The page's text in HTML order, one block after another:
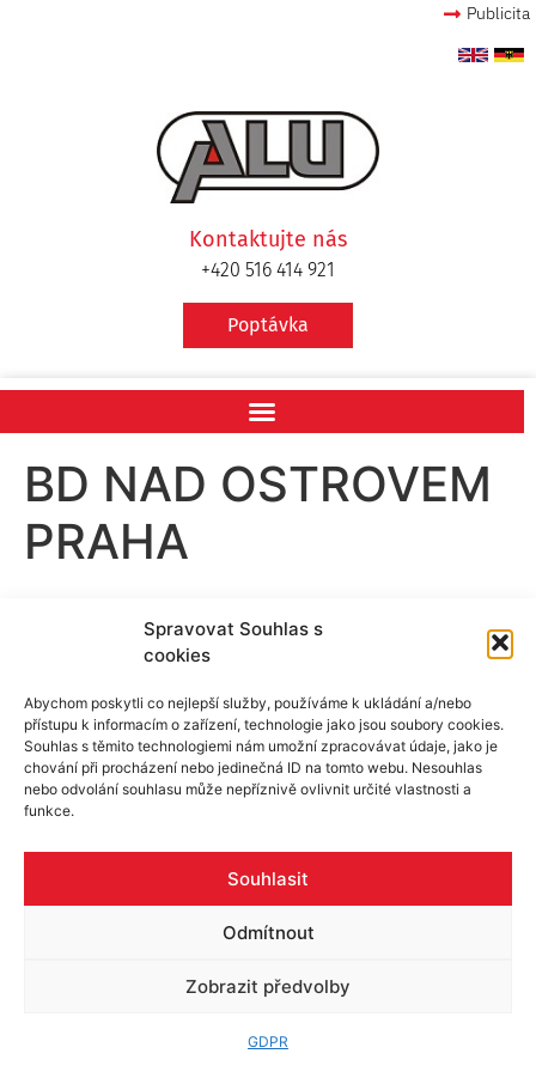
Spravovat Souhlas s
cookies
Abychom poskytli co nejlepší služby, používáme k ukládání a/nebo
přístupu k informacím o zařízení, technologie jako jsou soubory cookies.
Souhlas s těmito technologiemi nám umožní zpracovávat údaje, jako je
chování při procházení nebo jedinečná ID na tomto webu. Nesouhlas
nebo odvolání souhlasu může nepříznivě ovlivnit určité vlastnosti a
funkce.
Souhlasit
Odmítnout
Zobrazit předvolby
GDPR
Publicita
Kontaktujte nás
+420 516 414 921
Poptávka
BD NAD OSTROVEM
PRAHA
Skupina ALU Produkty Reference
Rady a tipy
Poptávka
Pracovní příležitosti
Certifikáty
©2026 - Alu-as.cz
Vytvořilo |Webstudioi1.cz